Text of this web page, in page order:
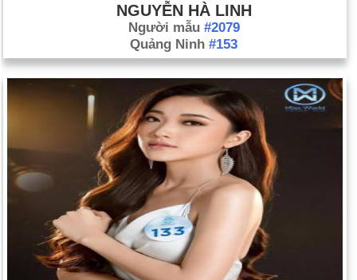
NGUYỄN HÀ LINH
Người mẫu #2079
Quảng Ninh #153